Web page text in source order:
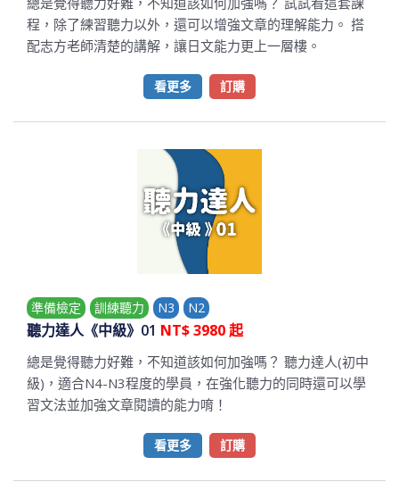
程，除了練習聽力以外，還可以增強文章的理解能力。 搭
配志方老師清楚的講解，讓日文能力更上一層樓。
看更多 訂購
準備檢定 訓練聽力 N3 N2
聽力達人《中級》01 NT$ 3980 起
總是覺得聽力好難，不知道該如何加強嗎？ 聽力達人(初中
級)，適合N4-N3程度的學員，在強化聽力的同時還可以學
習文法並加強文章閱讀的能力唷！
看更多 訂購